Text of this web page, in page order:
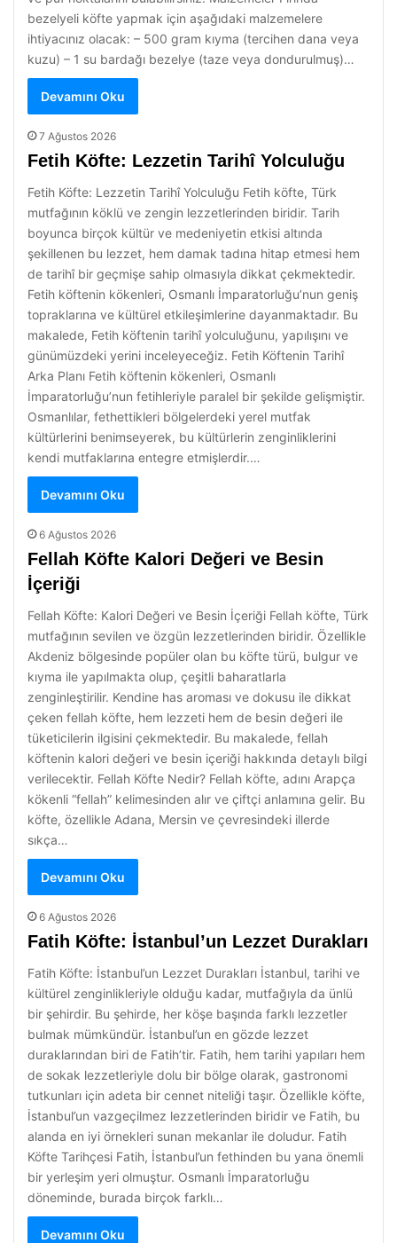
bezelyeli köfte yapmak için aşağıdaki malzemelere
ihtiyacınız olacak: – 500 gram kıyma (tercihen dana veya
kuzu) – 1 su bardağı bezelye (taze veya dondurulmuş)…
Devamını Oku
7 Ağustos 2026
Fetih Köfte: Lezzetin Tarihî Yolculuğu
Fetih Köfte: Lezzetin Tarihî Yolculuğu Fetih köfte, Türk
mutfağının köklü ve zengin lezzetlerinden biridir. Tarih
boyunca birçok kültür ve medeniyetin etkisi altında
şekillenen bu lezzet, hem damak tadına hitap etmesi hem
de tarihî bir geçmişe sahip olmasıyla dikkat çekmektedir.
Fetih köftenin kökenleri, Osmanlı İmparatorluğu’nun geniş
topraklarına ve kültürel etkileşimlerine dayanmaktadır. Bu
makalede, Fetih köftenin tarihî yolculuğunu, yapılışını ve
günümüzdeki yerini inceleyeceğiz. Fetih Köftenin Tarihî
Arka Planı Fetih köftenin kökenleri, Osmanlı
İmparatorluğu’nun fetihleriyle paralel bir şekilde gelişmiştir.
Osmanlılar, fethettikleri bölgelerdeki yerel mutfak
kültürlerini benimseyerek, bu kültürlerin zenginliklerini
kendi mutfaklarına entegre etmişlerdir.…
Devamını Oku
6 Ağustos 2026
Fellah Köfte Kalori Değeri ve Besin
İçeriği
Fellah Köfte: Kalori Değeri ve Besin İçeriği Fellah köfte, Türk
mutfağının sevilen ve özgün lezzetlerinden biridir. Özellikle
Akdeniz bölgesinde popüler olan bu köfte türü, bulgur ve
kıyma ile yapılmakta olup, çeşitli baharatlarla
zenginleştirilir. Kendine has aroması ve dokusu ile dikkat
çeken fellah köfte, hem lezzeti hem de besin değeri ile
tüketicilerin ilgisini çekmektedir. Bu makalede, fellah
köftenin kalori değeri ve besin içeriği hakkında detaylı bilgi
verilecektir. Fellah Köfte Nedir? Fellah köfte, adını Arapça
kökenli “fellah” kelimesinden alır ve çiftçi anlamına gelir. Bu
köfte, özellikle Adana, Mersin ve çevresindeki illerde
sıkça…
Devamını Oku
6 Ağustos 2026
Fatih Köfte: İstanbul’un Lezzet Durakları
Fatih Köfte: İstanbul’un Lezzet Durakları İstanbul, tarihi ve
kültürel zenginlikleriyle olduğu kadar, mutfağıyla da ünlü
bir şehirdir. Bu şehirde, her köşe başında farklı lezzetler
bulmak mümkündür. İstanbul’un en gözde lezzet
duraklarından biri de Fatih’tir. Fatih, hem tarihi yapıları hem
de sokak lezzetleriyle dolu bir bölge olarak, gastronomi
tutkunları için adeta bir cennet niteliği taşır. Özellikle köfte,
İstanbul’un vazgeçilmez lezzetlerinden biridir ve Fatih, bu
alanda en iyi örnekleri sunan mekanlar ile doludur. Fatih
Köfte Tarihçesi Fatih, İstanbul’un fethinden bu yana önemli
bir yerleşim yeri olmuştur. Osmanlı İmparatorluğu
döneminde, burada birçok farklı…
Devamını Oku